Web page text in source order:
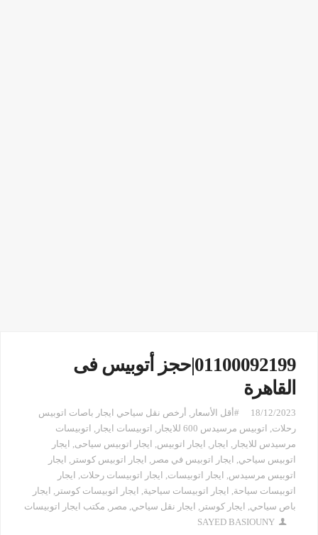
01100092199|حجز أتوبيس فى
القاهرة
18/12/2023 #أقل الأسعار , أرخص نقل سياحي ايجار باصات اتوبيس
رحلات, اتوبيس مرسيدس 600 للايجار , اتوبيسات ايجار , اتوبيسات
مرسيدس للايجار , ايجار , ايجار اتوبيس, ايجار اتوبيس سياحى, ايجار
اتوبيس سياحي, ايجار اتوبيس في مصر , ايجار اتوبيس كوستر , ايجار
اتوبيس مرسيدس, ايجار اتوبيسات, ايجار اتوبيسات رحلات, ايجار
اتوبيسات سياحة, ايجار اتوبيسات سياحية, ايجار اتوبيسات كوستر , ايجار
باص سياحي, ايجار كوستر , ايجار نقل سياحي, مصر , مكتب ايجار اتوبيسات
SAYED BASIOUNY